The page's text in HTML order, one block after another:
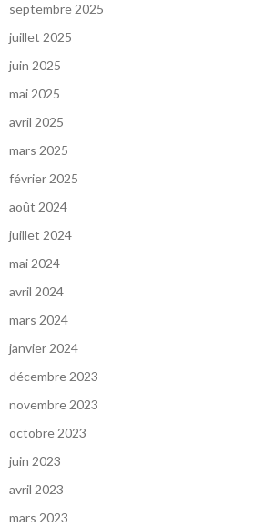
septembre 2025
juillet 2025
juin 2025
mai 2025
avril 2025
mars 2025
février 2025
août 2024
juillet 2024
mai 2024
avril 2024
mars 2024
janvier 2024
décembre 2023
novembre 2023
octobre 2023
juin 2023
avril 2023
mars 2023